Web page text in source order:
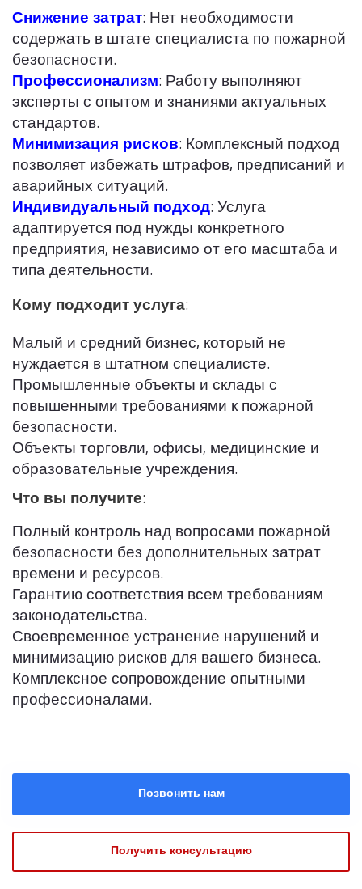
Снижение затрат: Нет необходимости
содержать в штате специалиста по пожарной
безопасности.
Профессионализм: Работу выполняют
эксперты с опытом и знаниями актуальных
стандартов.
Минимизация рисков: Комплексный подход
позволяет избежать штрафов, предписаний и
аварийных ситуаций.
Индивидуальный подход: Услуга
адаптируется под нужды конкретного
предприятия, независимо от его масштаба и
типа деятельности.
Кому подходит услуга:
Малый и средний бизнес, который не
нуждается в штатном специалисте.
Промышленные объекты и склады с
повышенными требованиями к пожарной
безопасности.
Объекты торговли, офисы, медицинские и
образовательные учреждения.
Что вы получите:
Полный контроль над вопросами пожарной
безопасности без дополнительных затрат
времени и ресурсов.
Гарантию соответствия всем требованиям
законодательства.
Своевременное устранение нарушений и
минимизацию рисков для вашего бизнеса.
Комплексное сопровождение опытными
профессионалами.
Позвонить нам
Получить консультацию